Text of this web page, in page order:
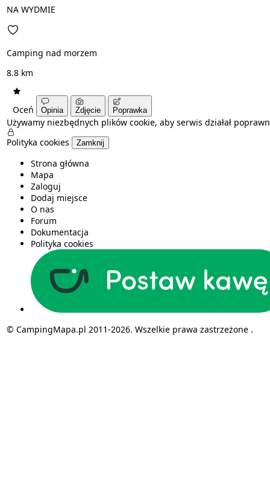
NA WYDMIE
Camping nad morzem
8.8 km
Oceń Opinia Zdjęcie Poprawka
Używamy niezbędnych plików cookie, aby serwis działał
Polityka cookies
Zamknij
Strona główna
Mapa
Zaloguj
Dodaj miejsce
O nas
Forum
Dokumentacja
Polityka cookies
© CampingMapa.pl 2011-2026. Wszelkie prawa zastrzeżone .